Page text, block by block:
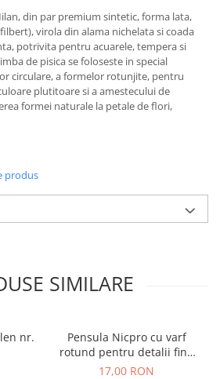
din par premium sintetic, forma lata,
virola din alama nichelata si coada
potrivita pentru acuarele, tempera si
de pisica se foloseste in special
circulare, a formelor rotunjite, pentru
plutitoare si a amestecului de
formei naturale la petale de flori,
produs
SIMILARE
nr.
Pensula Nicpro cu varf
rotund pentru detalii fine
10/0
17,00 RON